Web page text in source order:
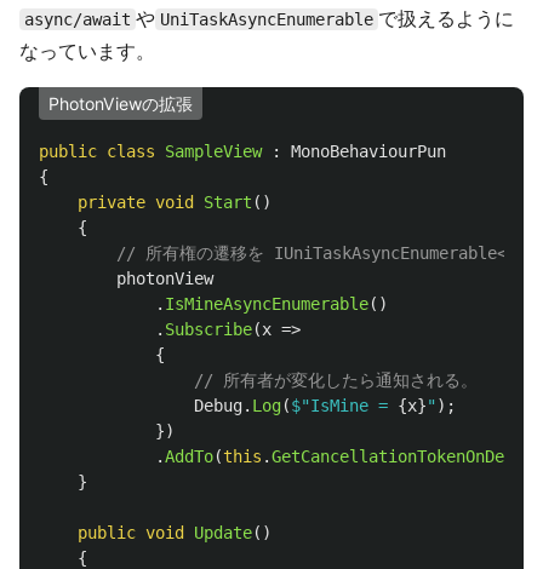
async/await や UniTaskAsyncEnumerable で扱えるように
なっています。
PhotonViewの拡張
public class SampleView :
MonoBehaviourPun
{
private void Start ()
{
// 所有権の遷移を
photonView
. IsMineAsyncEnumerable()
. Subscribe(x =>
{
// 所有者が変化したら通知される。
Debug. Log($"IsMine = {x}" );
})
.AddTo(this .
}
public void Update()
{